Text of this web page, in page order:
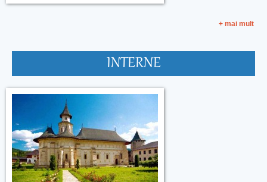
+ mai mult
INTERNE